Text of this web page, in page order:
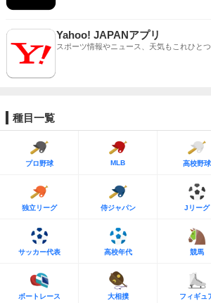
Yahoo! JAPANアプリ
スポーツ情報やニュース、天気もこれひと
種目一覧
プロ野球 MLB 高校野球
独立リーグ 侍ジャパン Jリーグ
サッカー代表 高校年代 競馬
ボートレース 大相撲 フィギュ